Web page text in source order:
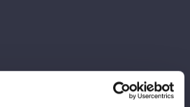
月25日(日)13:00まで
当日料金が適用されます。